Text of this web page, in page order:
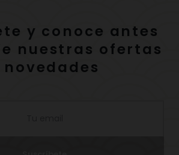
y conoce antes
nuestras ofertas
novedades